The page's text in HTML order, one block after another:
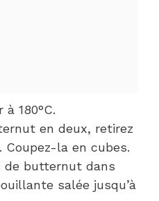
180°C.
en deux, retirez
la en cubes.
de butternut dans
salée jusqu’à